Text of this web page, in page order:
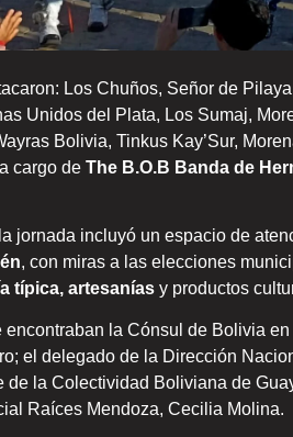
Los Chuños, Señor de
Unidos del Plata, Los Sumaj,
Bolivia, Tinkus Kay’Sur,
cargo de The B.O.B Banda de
jornada incluyó un espacio de
, con miras a las elecciones
típica, artesanías y productos
la Cónsul de Bolivia
el delegado de la Dirección
la Colectividad Boliviana de
Raíces Mendoza, Cecilia Molina.